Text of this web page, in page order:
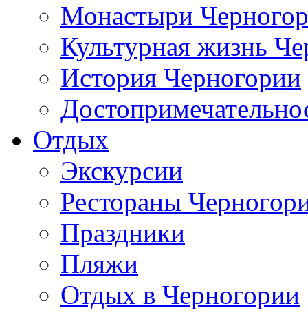
Монастыри
Культурная жизнь
История Черногории
Отдых
Экскурсии
Рестораны
Праздники
Пляжи
Отдых в Черногории